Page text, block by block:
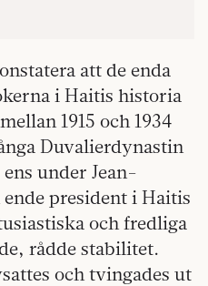
att de enda
i Haitis historia
1915 och 1934
Duvalierdynastin
under Jean-
president i Haitis
och fredliga
rådde stabilitet.
och tvingades ut